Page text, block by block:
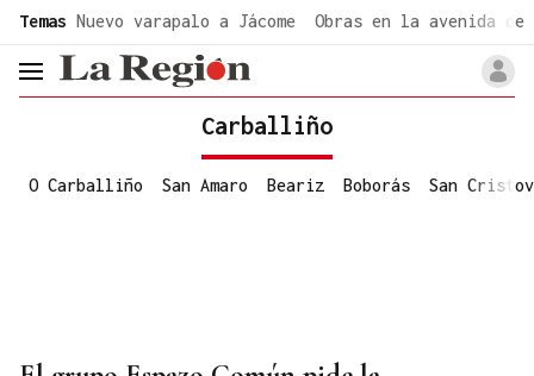
Temas Nuevo varapalo a Jácome Obras en la avenida de
header.menu.open
Carballiño
O Carballiño San Amaro Beariz Boborás San